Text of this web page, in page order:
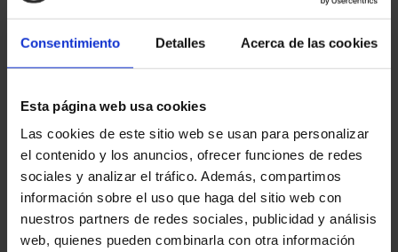
Consentimiento Detalles Acerca de las cookies
Esta página web usa cookies
Las cookies de este sitio web se usan para personalizar
el contenido y los anuncios, ofrecer funciones de redes
sociales y analizar el tráfico. Además, compartimos
información sobre el uso que haga del sitio web con
nuestros partners de redes sociales, publicidad y análisis
web, quienes pueden combinarla con otra información
Fácil acceso
una entrada que garantizara tanto la
acceso de los vecinos. Además, el diseño del edificio
requería de una solución que fuese funcional y capaz de
integrarse con la fachada, sin alterar la estética moderna
del inmueble.
Una de las características de este nuevo edificio es la